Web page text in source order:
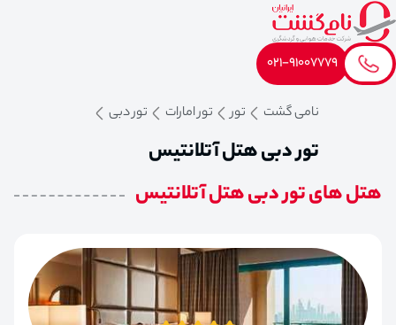
021-91007779
نامی گشت تور تور امارات تور دبی
تور دبی هتل آتلانتیس
هتل های تور دبی هتل آتلانتیس